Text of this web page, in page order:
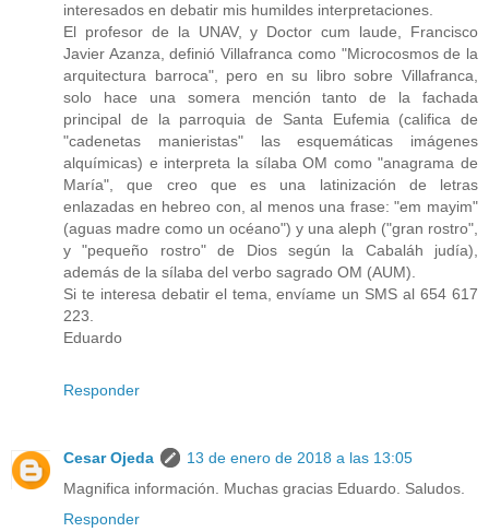
interesados en debatir mis humildes interpretaciones.
El profesor de la UNAV, y Doctor cum laude, Francisco
Javier Azanza, definió Villafranca como "Microcosmos de la
arquitectura barroca", pero en su libro sobre Villafranca,
solo hace una somera mención tanto de la fachada
principal de la parroquia de Santa Eufemia (califica de
"cadenetas manieristas" las esquemáticas imágenes
alquímicas) e interpreta la sílaba OM como "anagrama de
María", que creo que es una latinización de letras
enlazadas en hebreo con, al menos una frase: "em mayim"
(aguas madre como un océano") y una aleph ("gran rostro",
y "pequeño rostro" de Dios según la Cabaláh judía),
además de la sílaba del verbo sagrado OM (AUM).
Si te interesa debatir el tema, envíame un SMS al 654 617
223.
Eduardo
Responder
Cesar Ojeda
13 de enero de 2018 a las 13:05
Magnifica información. Muchas gracias Eduardo. Saludos.
Responder